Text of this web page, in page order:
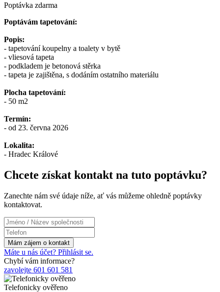
Poptávka zdarma
Poptávám tapetování:
Popis:
- tapetování koupelny a toalety v bytě
- vliesová tapeta
- podkladem je betonová stěrka
- tapeta je zajištěna, s dodáním ostatního materiálu
Plocha tapetování:
- 50 m2
Termín:
- od 23. června 2026
Lokalita:
- Hradec Králové
Chcete získat kontakt na tuto poptávku?
Zanechte nám své údaje níže, ať vás můžeme ohledně poptávky
kontaktovat.
Máte u nás účet? Přihlásit se.
Chybí vám informace?
zavolejte 601 601 581
Telefonicky ověřeno